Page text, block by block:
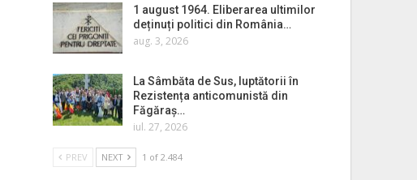
1 august 1964. Eliberarea ultimilor
deținuți politici din România…
aug. 3, 2026
La Sâmbăta de Sus, luptătorii în
Rezistența anticomunistă din
Făgăraș…
iul. 27, 2026
PREV NEXT 1 of 2.484